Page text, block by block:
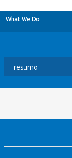
What We Do